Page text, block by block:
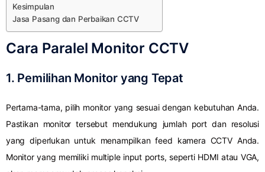
Kesimpulan
Jasa Pasang dan Perbaikan CCTV
Cara Paralel Monitor CCTV
1. Pemilihan Monitor yang Tepat
Pertama-tama, pilih monitor yang sesuai dengan kebutuhan Anda.
Pastikan monitor tersebut mendukung jumlah port dan resolusi
yang diperlukan untuk menampilkan feed kamera CCTV Anda.
Monitor yang memiliki multiple input ports, seperti HDMI atau VGA,